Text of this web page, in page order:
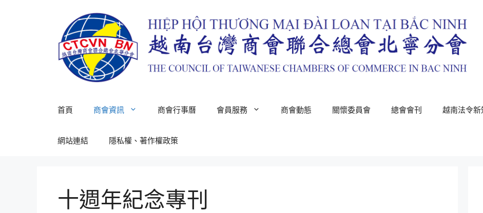
首頁 商會資訊 商會行事曆 會員服務 商會動態 關懷委員會 總會會刊 越南法令新
網站連結 隱私權、著作權政策
十週年紀念專刊